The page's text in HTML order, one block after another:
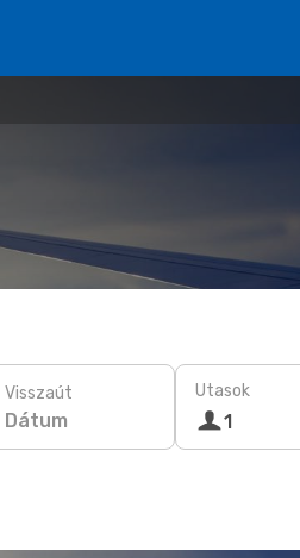
Visszaút
Dátum
Utasok
1